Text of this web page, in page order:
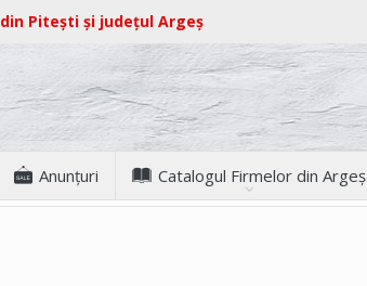
Pitești și județul Argeș
Anunţuri Catalogul Firmelor din Argeș